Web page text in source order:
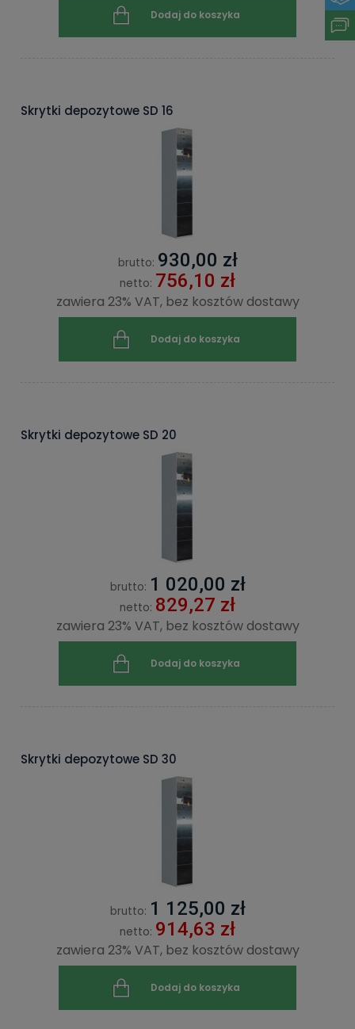
Dodaj do koszyka
Skrytki depozytowe SD 16
brutto: 930,00 zł
netto: 756,10 zł
zawiera 23% VAT, bez kosztów dostawy
Dodaj do koszyka
Skrytki depozytowe SD 20
brutto: 1 020,00 zł
netto: 829,27 zł
zawiera 23% VAT, bez kosztów dostawy
Dodaj do koszyka
Skrytki depozytowe SD 30
brutto: 1 125,00 zł
netto: 914,63 zł
zawiera 23% VAT, bez kosztów dostawy
Dodaj do koszyka